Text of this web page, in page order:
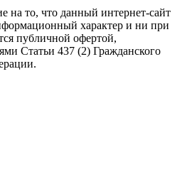
на то, что данный интернет-сайт
характер и ни при
публичной офертой,
Статьи 437 (2) Гражданского